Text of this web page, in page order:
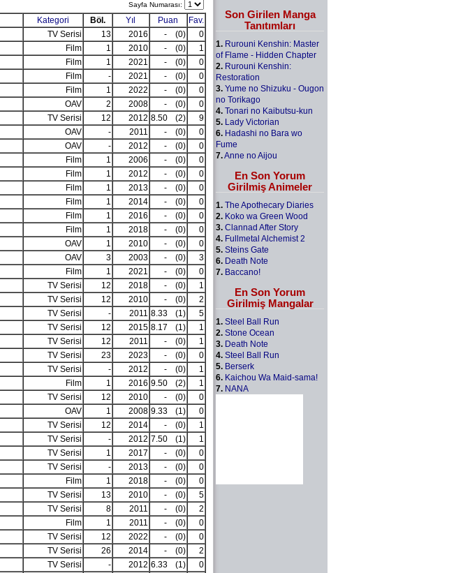
Sayfa Numarası:
Kategori Böl. Yıl Puan
Fav.
TV Serisi 13 2016 - (0)
0
Film 1 2010 - (0)
1
Film 1 2021 - (0)
0
Film - 2021 - (0)
0
Film 1 2022 - (0)
0
OAV 2 2008 - (0)
0
TV Serisi 12 2012 8.50 (2)
9
OAV - 2011 - (0)
0
OAV - 2012 - (0)
0
Film 1 2006 - (0)
0
Film 1 2012 - (0)
0
Film 1 2013 - (0)
0
Film 1 2014 - (0)
0
Film 1 2016 - (0)
0
Film 1 2018 - (0)
0
OAV 1 2010 - (0)
0
OAV 3 2003 - (0)
3
Film 1 2021 - (0)
0
TV Serisi 12 2018 - (0)
1
TV Serisi 12 2010 - (0)
2
TV Serisi - 2011 8.33 (1)
5
TV Serisi 12 2015 8.17 (1)
1
TV Serisi 12 2011 - (0)
1
TV Serisi 23 2023 - (0)
0
TV Serisi - 2012 - (0)
1
Film 1 2016 9.50 (2)
1
TV Serisi 12 2010 - (0)
0
OAV 1 2008 9.33 (1)
0
TV Serisi 12 2014 - (0)
1
TV Serisi - 2012 7.50 (1)
1
TV Serisi 1 2017 - (0)
0
TV Serisi - 2013 - (0)
0
Film 1 2018 - (0)
0
TV Serisi 13 2010 - (0)
5
TV Serisi 8 2011 - (0)
2
Film 1 2011 - (0)
0
TV Serisi 12 2022 - (0)
0
TV Serisi 26 2014 - (0)
2
TV Serisi - 2012 6.33 (1) 0
Son Girilen Manga
Tanıtımları
1. Rurouni Kenshin: Master
of Flame - Hidden Chapter
2. Rurouni Kenshin:
Restoration
3. Yume no Shizuku - Ougon
no Torikago
4. Tonari no Kaibutsu-kun
5. Lady Victorian
6. Hadashi no Bara wo
Fume
7.Anne no Aijou
En Son Yorum
Girilmiş Animeler
1. The Apothecary Diaries
2. Koko wa Green Wood
3. Clannad After Story
4. Fullmetal Alchemist 2
5. Steins Gate
6. Death Note
7. Baccano!
En Son Yorum
Girilmiş Mangalar
1. Steel Ball Run
2. Stone Ocean
3. Death Note
4. Steel Ball Run
5. Berserk
6. Kaichou Wa Maid-sama!
7. NANA